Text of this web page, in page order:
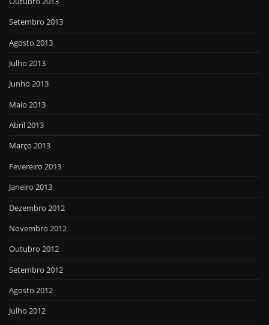
Setembro 2013
Agosto 2013
Julho 2013
Junho 2013
Maio 2013
Abril 2013
Março 2013
Fevereiro 2013
Janeiro 2013
Dezembro 2012
Novembro 2012
Outubro 2012
Setembro 2012
Agosto 2012
Julho 2012